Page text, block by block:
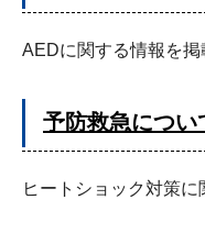
AEDに関する情報を掲
予防救急につい
ヒートショック対策に